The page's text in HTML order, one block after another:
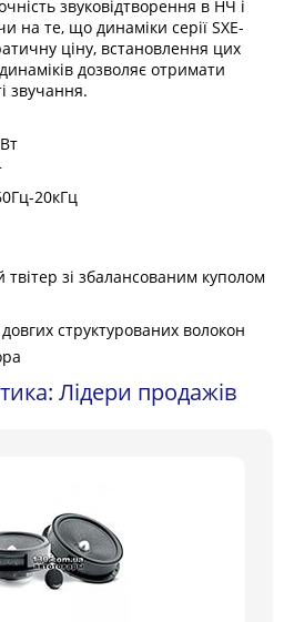
звуковідтворення в НЧ і
на те, що динаміки серії SXE-
ціну, встановлення цих
дозволяє отримати
звучання.
20кГц
зі збалансованим куполом
структурованих волокон
Лідери продажів